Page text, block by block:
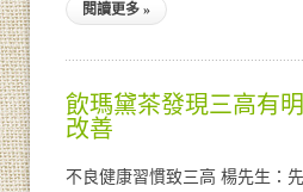
閱讀更多 »
飲瑪黛茶發現三高有
改善
不良健康習慣致三高 楊先生：